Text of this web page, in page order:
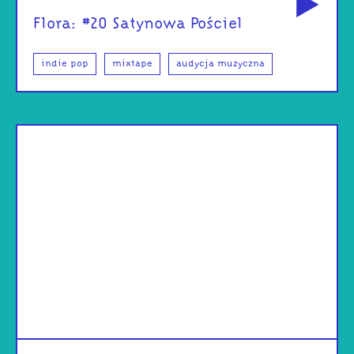
Flora: #20 Satynowa Pościel
indie pop mixtape audycja muzyczna